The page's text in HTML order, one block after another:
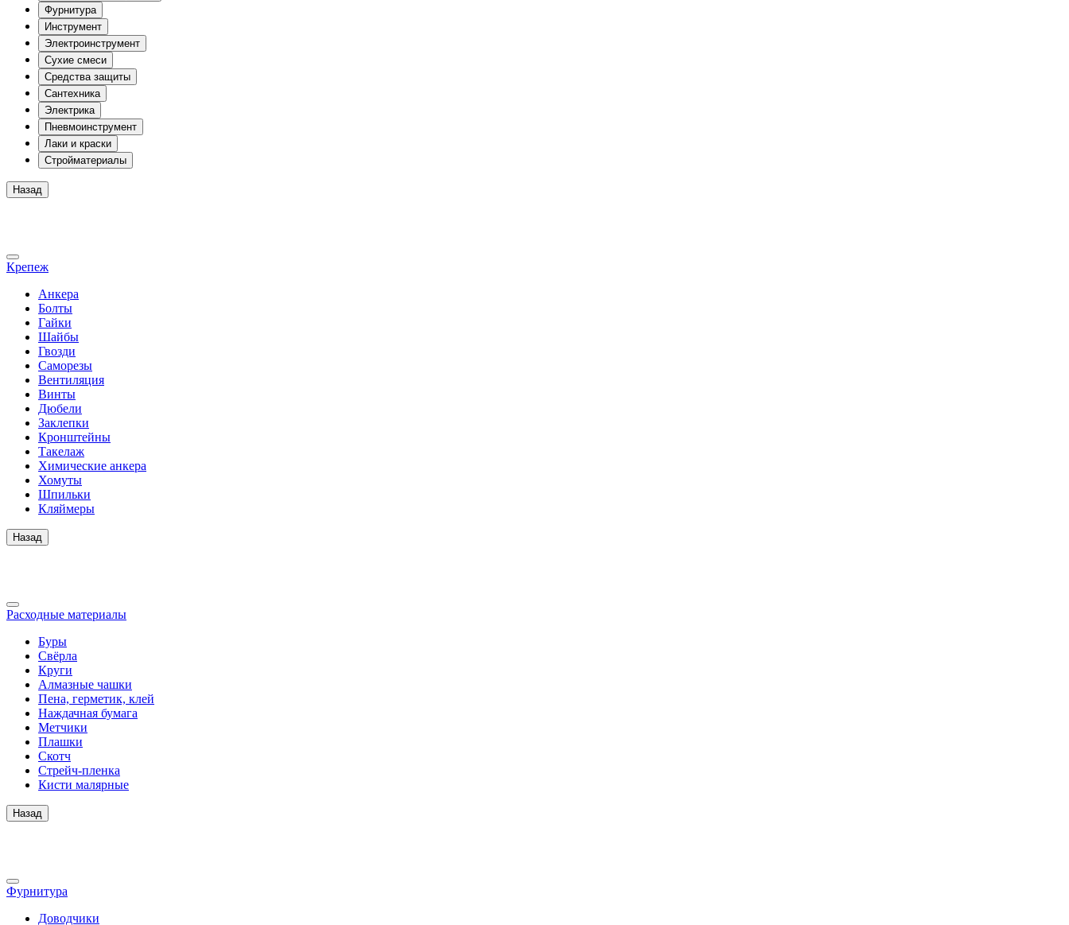
Фурнитура
Инструмент
Электроинструмент
Сухие смеси
Средства защиты
Сантехника
Электрика
Пневмоинструмент
Лаки и краски
Стройматериалы
Назад
Крепеж
Анкера
Болты
Гайки
Шайбы
Гвозди
Саморезы
Вентиляция
Винты
Дюбели
Заклепки
Кронштейны
Такелаж
Химические анкера
Хомуты
Шпильки
Кляймеры
Назад
Расходные материалы
Буры
Свёрла
Круги
Алмазные чашки
Пена, герметик, клей
Наждачная бумага
Метчики
Плашки
Скотч
Стрейч-пленка
Кисти малярные
Назад
Фурнитура
Доводчики